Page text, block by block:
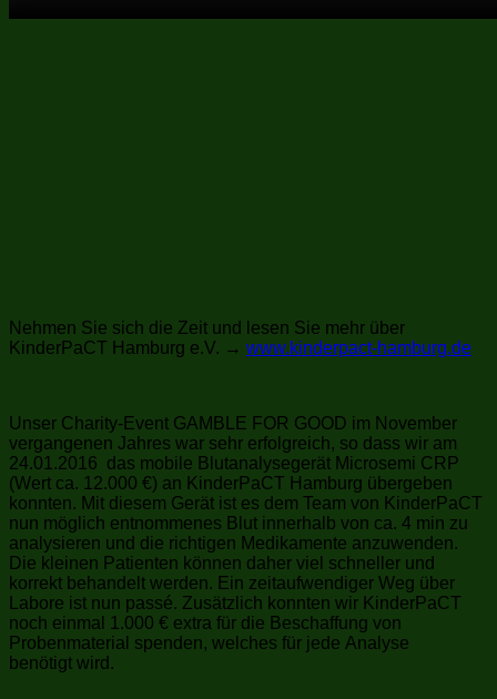
Nehmen Sie sich die Zeit und lesen Sie mehr über
KinderPaCT Hamburg e.V. → www.kinderpact-hamburg.de
Unser Charity-Event GAMBLE FOR GOOD im November
vergangenen Jahres war sehr erfolgreich, so dass wir am
24.01.2016 das mobile Blutanalysegerät Microsemi CRP
(Wert ca. 12.000 €) an KinderPaCT Hamburg übergeben
konnten. Mit diesem Gerät ist es dem Team von KinderPaCT
nun möglich entnommenes Blut innerhalb von ca. 4 min zu
analysieren und die richtigen Medikamente anzuwenden.
Die kleinen Patienten können daher viel schneller und
korrekt behandelt werden. Ein zeitaufwendiger Weg über
Labore ist nun passé. Zusätzlich konnten wir KinderPaCT
noch einmal 1.000 € extra für die Beschaffung von
Probenmaterial spenden, welches für jede Analyse
benötigt wird.